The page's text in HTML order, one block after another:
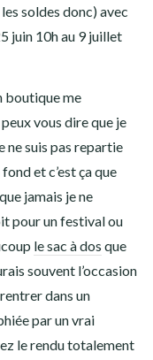
soldes donc) avec
juin 10h au 9 juillet
boutique me
vous dire que je
ne suis pas repartie
et c’est ça que
jamais je ne
pour un festival ou
le sac à dos que
souvent l’occasion
dans un
par un vrai
le rendu totalement